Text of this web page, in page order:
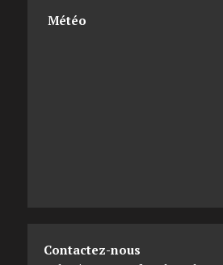
Météo
Contactez-nous